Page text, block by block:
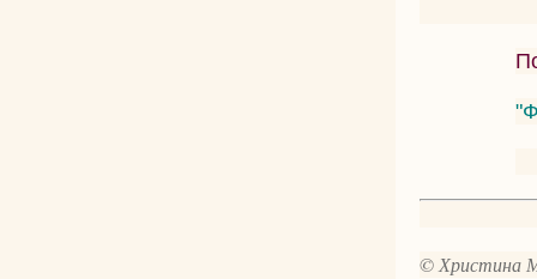
© Христина